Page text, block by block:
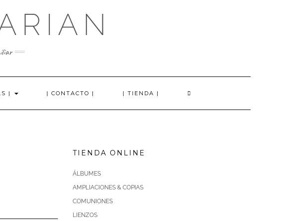
| | CONTACTO | | TIENDA |
TIENDA ONLINE
ÁLBUMES
AMPLIACIONES & COPIAS
COMUNIONES
LIENZOS